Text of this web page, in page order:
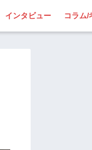
インタビュー コラム/